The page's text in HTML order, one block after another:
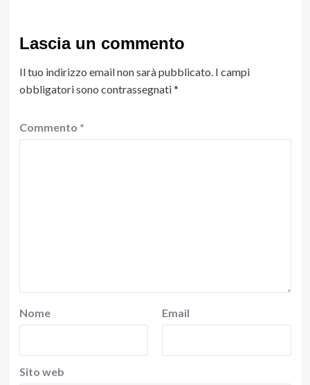
Lascia un commento
Il tuo indirizzo email non sarà pubblicato. I campi
obbligatori sono contrassegnati*
Commento *
Nome Email
Sito web